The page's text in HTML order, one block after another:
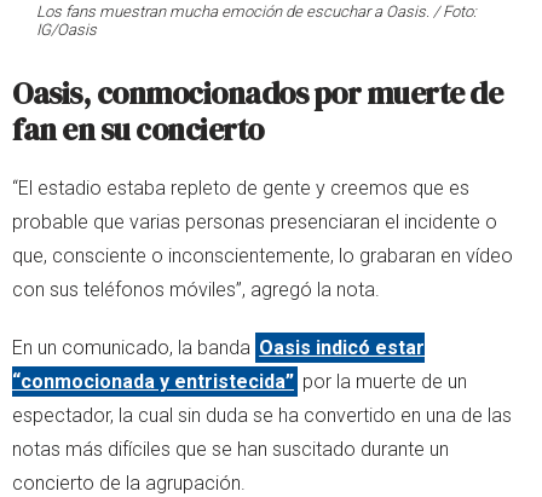
Los fans muestran mucha emoción de escuchar a Oasis. / Foto:
IG/Oasis
Oasis, conmocionados por muerte de
fan en su concierto
“El estadio estaba repleto de gente y creemos que es
probable que varias personas presenciaran el incidente o
que, consciente o inconscientemente, lo grabaran en vídeo
con sus teléfonos móviles”, agregó la nota.
En un comunicado, la banda Oasis indicó estar
“conmocionada y entristecida” por la muerte de un
espectador, la cual sin duda se ha convertido en una de las
notas más difíciles que se han suscitado durante un
concierto de la agrupación.